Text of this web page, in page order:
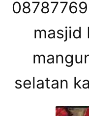
masjid
selatan